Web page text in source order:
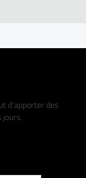
d’apporter des